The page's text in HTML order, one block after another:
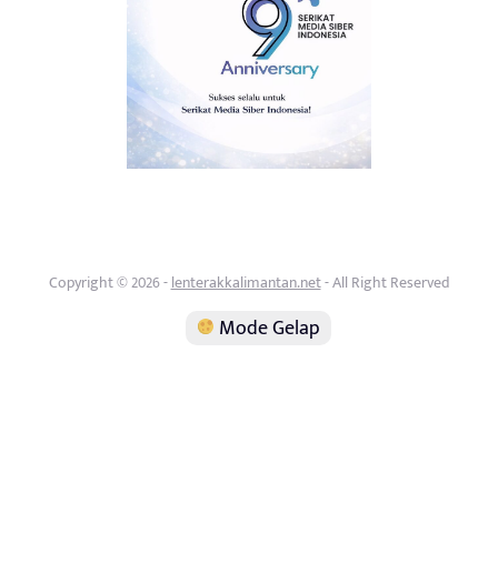
Copyright © 2026 -lenterakkalimantan.net- All Right Reserved
Mode Gelap